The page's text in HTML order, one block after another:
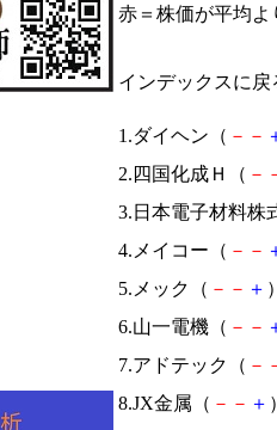
赤＝株価が平均
インデックスに戻
1.ダイヘン（ － －
2.四国化成Ｈ（ －
3.日本電子材料株
4.メイコー（ － －
5.メック（ － － ＋
6.山一電機（ － －
7.アドテック（ －
8.JX金属（ － － ＋